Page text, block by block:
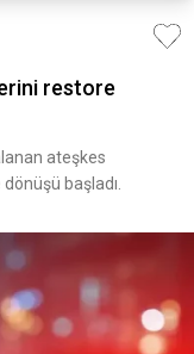
restore
ateşkes
başladı.